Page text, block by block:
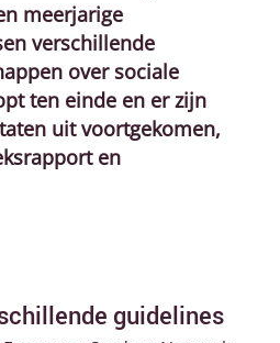
meerjarige
verschillende
over sociale
ten einde en er zijn
uit voortgekomen,
en
guidelines